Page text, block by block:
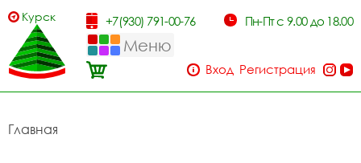
Курск +7(930) 791-00-76 Пн-Пт с 9.00 до 18.00
Меню
Вход Регистрация
Главная